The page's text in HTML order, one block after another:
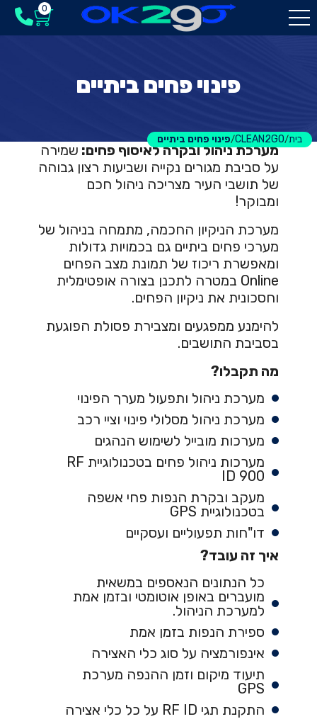
0
פינוי פחים ביתיים
בית/
CLEAN2GO
/פינוי פחים ביתיים
מערכת ניהול ובקרה לאיסוף פחים: שמירה
על סביבת מגורים נקייה ושביעות רצון גבוהה
של תושבי העיר מצריכה ניהול חכם
ומבוקר!
מערכת הניקיון החכמה, מתמחה בניהול של
מערכי פחים ביתיים גם בכמויות גדולות
ומאפשרת ריכוז של תמונת מצב הפחים
Online במטרה לתכנן בצורה אופטימלית
וחסכונית את ניקיון הפחים.
להימנע ממפגעים ומצבירת פסולת הפוגעת
בסביבת התושבים.
מה תקבלו?
מערכת ניהול ותפעול מערך הפינוי
מערכת ניהול מסלולי פינוי וציי רכב
מערכות מובייל לשימוש הנהגים
מערכות ניהול פחים בטכנולוגיית RF
ID 900
מעקב ובקרת הנפות פחי אשפה
בטכנולוגיית GPS
דו"חות תפעוליים ועסקיים
איך זה עובד?
כל הנתונים הנאספים במשאית
מועברים באופן אוטומטי ובזמן אמת
למערכת הניהול.
ספירת הנפות בזמן אמת
אינפורמציה על סוג כלי האצירה
תיעוד מיקום וזמן ההנפה מערכת
GPS
התקנת תגי RF ID על כל כלי אצירה